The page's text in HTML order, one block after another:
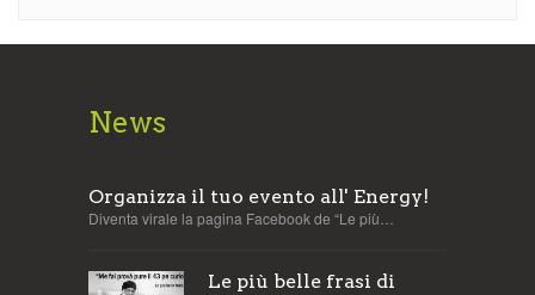
News
Organizza il tuo evento all' Energy!
Diventa virale la pagina Facebook de “Le più…
Le più belle frasi di